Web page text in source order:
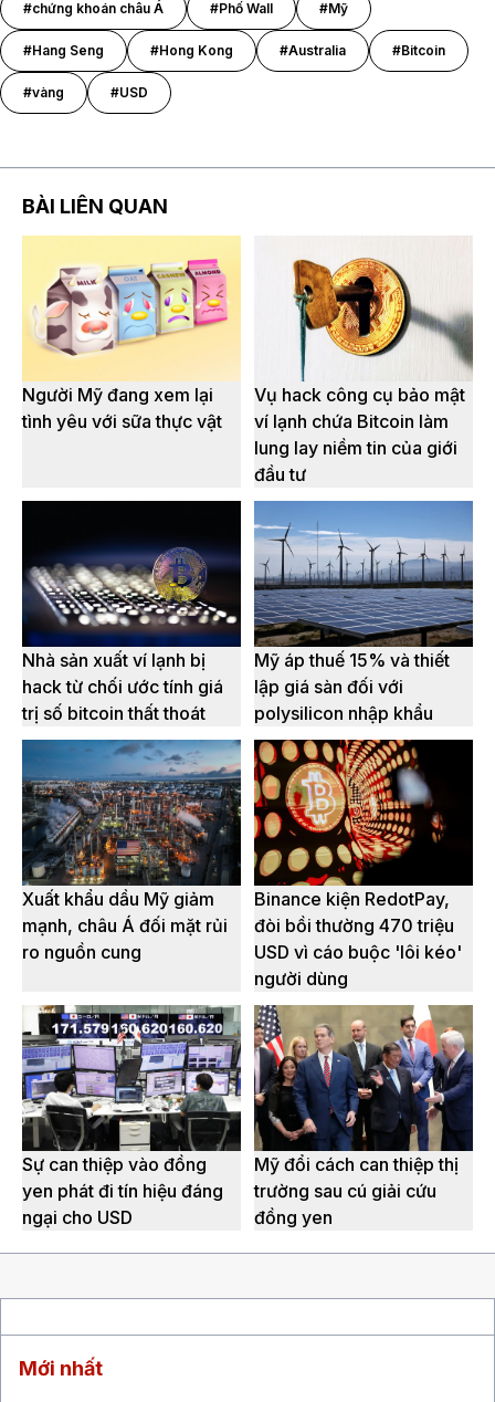
#chứng khoán châu Á #Phố Wall #Mỹ
#Hang Seng #Hong Kong #Australia #Bitcoin
#vàng #USD
BÀI LIÊN QUAN
Người Mỹ đang xem lại
tình yêu với sữa thực vật
Vụ hack công cụ bảo mật
ví lạnh chứa Bitcoin làm
lung lay niềm tin của giới
đầu tư
Nhà sản xuất ví lạnh bị
hack từ chối ước tính giá
trị số bitcoin thất thoát
Mỹ áp thuế 15% và thiết
lập giá sàn đối với
polysilicon nhập khẩu
Xuất khẩu dầu Mỹ giảm
mạnh, châu Á đối mặt rủi
ro nguồn cung
Binance kiện RedotPay,
đòi bồi thường 470 triệu
USD vì cáo buộc 'lôi kéo'
người dùng
Sự can thiệp vào đồng
yen phát đi tín hiệu đáng
ngại cho USD
Mỹ đổi cách can thiệp thị
trường sau cú giải cứu
đồng yen
Mới nhất